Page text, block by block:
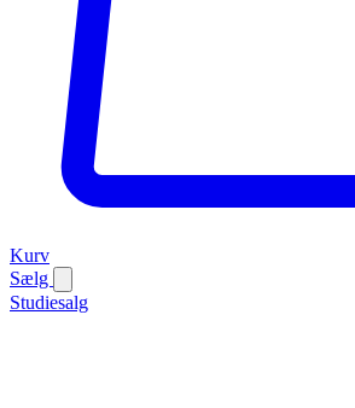
Kurv
Sælg
Studiesalg